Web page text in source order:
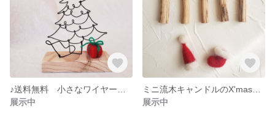
展示中
展示中